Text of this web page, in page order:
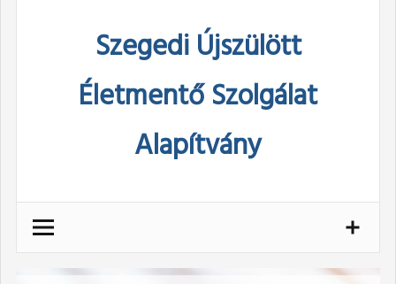
Szegedi Újszülött
Életmentő Szolgálat
Alapítvány